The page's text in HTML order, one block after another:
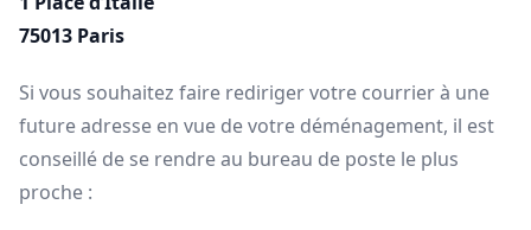
75013 Paris
Si vous souhaitez faire rediriger votre courrier à une
future adresse en vue de votre déménagement, il est
conseillé de se rendre au bureau de poste le plus
proche :